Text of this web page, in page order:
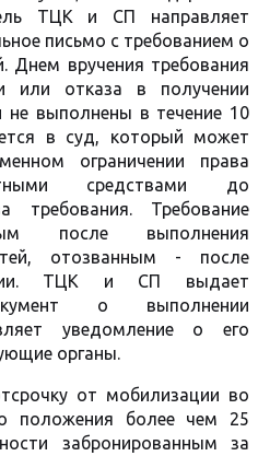
ТЦК и СП направляет
письмо с требованием о
Днем вручения требования
или отказа в получении
не выполнены в течение 10
в суд, который может
ограничении права
средствами до
требования. Требование
после выполнения
отозванным - после
ТЦК и СП выдает
о выполнении
уведомление о его
органы.
от мобилизации во
положения более чем 25
забронированным за